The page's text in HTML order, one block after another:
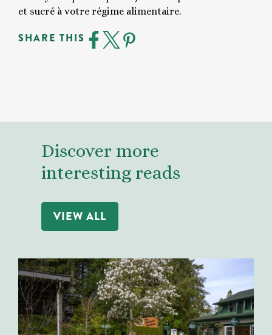
et sucré à votre régime alimentaire.
SHARE THIS
Discover more
interesting reads
VIEW ALL